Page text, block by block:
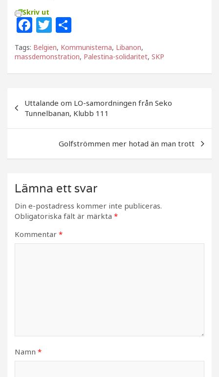
Skriv ut
F
a
c
e
o
o
k
T
w
itt
e
el
a
Tags: Belgien, Kommunisterna, Libanon,
massdemonstration, Palestina-solidaritet, SKP
Uttalande om LO-samordningen från Seko
Tunnelbanan, Klubb 111
Golfströmmen mer hotad än man trott
Lämna ett svar
Din e-postadress kommer inte publiceras.
Obligatoriska fält är märkta *
Kommentar *
Namn *